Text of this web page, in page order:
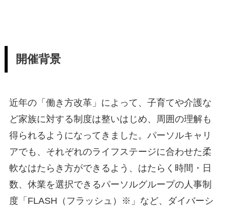
開催背景
近年の「働き方改革」によって、子育てや介護な
ど家族に対する制度は整いはじめ、周囲の理解も
得られるようになってきました。パーソルキャリ
アでも、それぞれのライフステージに合わせた柔
軟なはたらき方ができるよう、はたらく時間・日
数、休業を選択できるパーソルグループの人事制
度「FLASH（フラッシュ）※」など、ダイバーシ